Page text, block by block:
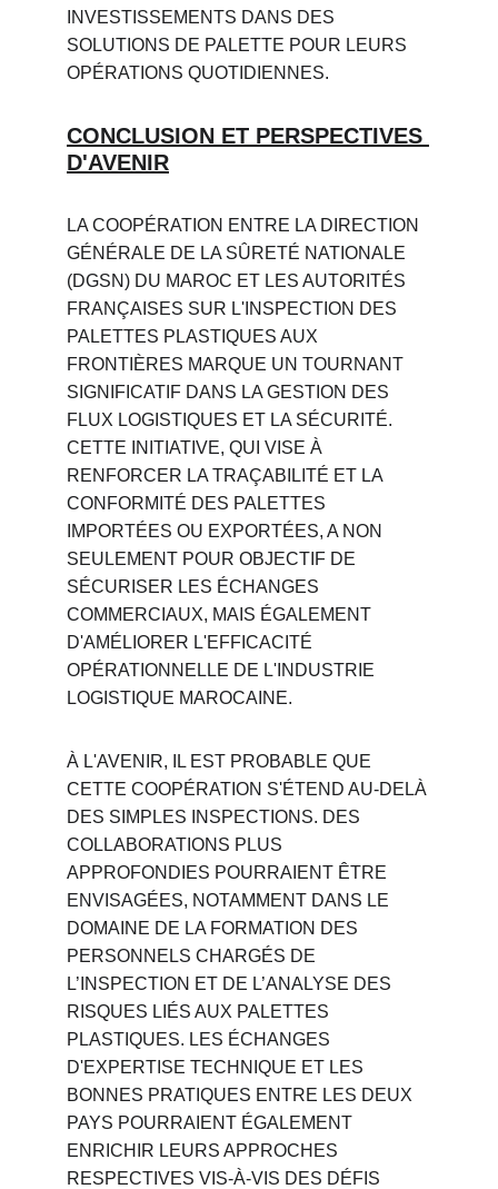
INVESTISSEMENTS DANS DES
SOLUTIONS DE PALETTE POUR LEURS
OPÉRATIONS QUOTIDIENNES.
CONCLUSION ET PERSPECTIVES
D'AVENIR
LA COOPÉRATION ENTRE LA DIRECTION
GÉNÉRALE DE LA SÛRETÉ NATIONALE
(DGSN) DU MAROC ET LES AUTORITÉS
FRANÇAISES SUR L'INSPECTION DES
PALETTES PLASTIQUES AUX
FRONTIÈRES MARQUE UN TOURNANT
SIGNIFICATIF DANS LA GESTION DES
FLUX LOGISTIQUES ET LA SÉCURITÉ.
CETTE INITIATIVE, QUI VISE À
RENFORCER LA TRAÇABILITÉ ET LA
CONFORMITÉ DES PALETTES
IMPORTÉES OU EXPORTÉES, A NON
SEULEMENT POUR OBJECTIF DE
SÉCURISER LES ÉCHANGES
COMMERCIAUX, MAIS ÉGALEMENT
D'AMÉLIORER L'EFFICACITÉ
OPÉRATIONNELLE DE L'INDUSTRIE
LOGISTIQUE MAROCAINE.
À L'AVENIR, IL EST PROBABLE QUE
CETTE COOPÉRATION S'ÉTEND AU-DELÀ
DES SIMPLES INSPECTIONS. DES
COLLABORATIONS PLUS
APPROFONDIES POURRAIENT ÊTRE
ENVISAGÉES, NOTAMMENT DANS LE
DOMAINE DE LA FORMATION DES
PERSONNELS CHARGÉS DE
L’INSPECTION ET DE L’ANALYSE DES
RISQUES LIÉS AUX PALETTES
PLASTIQUES. LES ÉCHANGES
D'EXPERTISE TECHNIQUE ET LES
BONNES PRATIQUES ENTRE LES DEUX
PAYS POURRAIENT ÉGALEMENT
ENRICHIR LEURS APPROCHES
RESPECTIVES VIS-À-VIS DES DÉFIS